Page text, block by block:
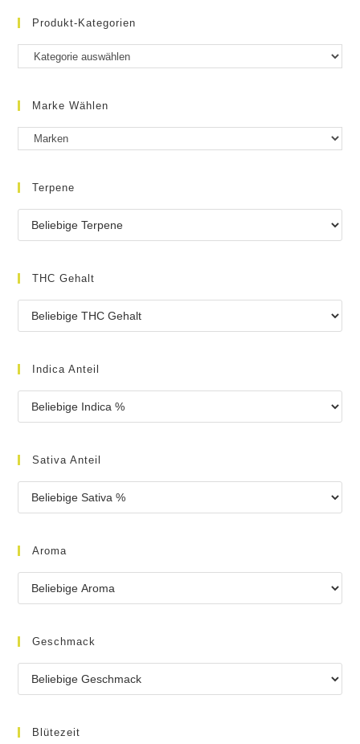
Produkt-Kategorien
Marke Wählen
Terpene
THC Gehalt
Indica Anteil
Sativa Anteil
Aroma
Geschmack
Blütezeit